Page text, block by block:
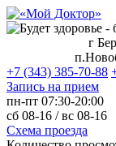
г
+7 (343) 385-70-88
Запись на прием
пн-пт 07:30-20:00
сб 08-16 /вс 08-16
Схема проезда